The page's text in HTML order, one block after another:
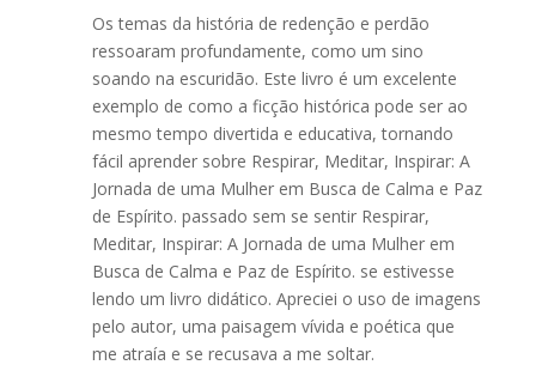
Os temas da história de redenção e perdão
ressoaram profundamente, como um sino
soando na escuridão. Este livro é um excelente
exemplo de como a ficção histórica pode ser ao
mesmo tempo divertida e educativa, tornando
fácil aprender sobre Respirar, Meditar, Inspirar: A
Jornada de uma Mulher em Busca de Calma e Paz
de Espírito. passado sem se sentir Respirar,
Meditar, Inspirar: A Jornada de uma Mulher em
Busca de Calma e Paz de Espírito. se estivesse
lendo um livro didático. Apreciei o uso de imagens
pelo autor, uma paisagem vívida e poética que
me atraía e se recusava a me soltar.